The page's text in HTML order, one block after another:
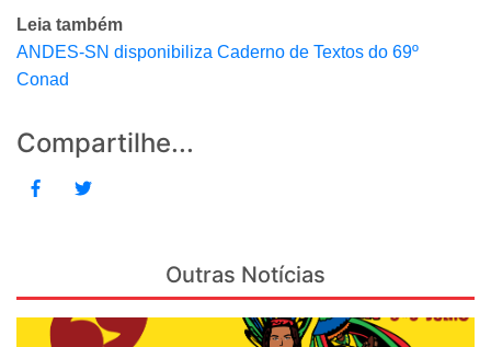
Leia também
ANDES-SN disponibiliza Caderno de Textos do 69º
Conad
Compartilhe...
Outras Notícias